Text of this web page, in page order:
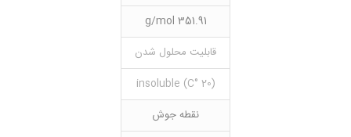
351.91 g/mol
قابلیت محلول شدن
(20 °C) insoluble
نقطه جوش